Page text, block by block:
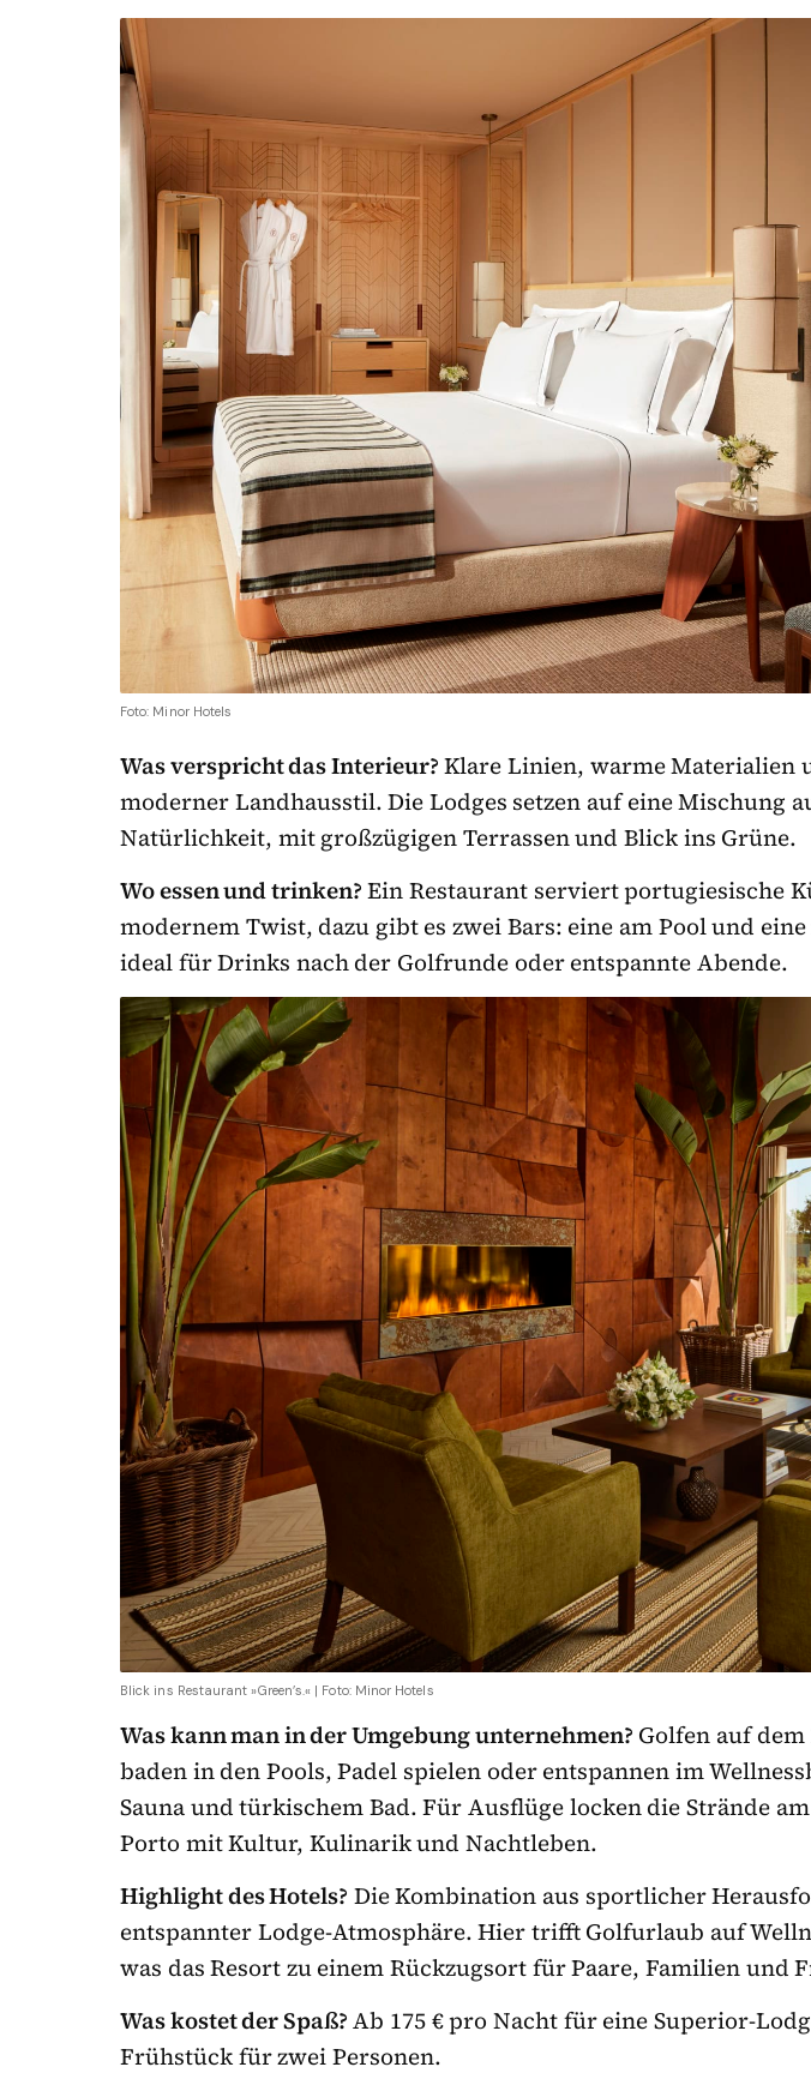
Foto: Minor Hotels
Was verspricht das Interieur?Klare Linien, warme Materialien
moderner Landhausstil. Die Lodges setzen auf eine Mischung
Natürlichkeit, mit großzügigen Terrassen und Blick ins Grüne.
Wo essen und trinken?Ein Restaurant serviert portugiesische
modernem Twist, dazu gibt es zwei Bars: eine am Pool und
ideal für Drinks nach der Golfrunde oder entspannte Abende.
Blick ins Restaurant »Green’s.« | Foto: Minor Hotels
Was kann man in der Umgebung unternehmen? Golfen auf dem
baden in den Pools, Padel spielen oder entspannen im
Sauna und türkischem Bad. Für Ausflüge locken die Strände
Porto mit Kultur, Kulinarik und Nachtleben.
Highlight des Hotels? Die Kombination aus sportlicher
entspannter Lodge-Atmosphäre. Hier trifft Golfurlaub auf
was das Resort zu einem Rückzugsort für Paare, Familien und
Was kostet der Spaß?Ab 175 € pro Nacht für eine Superior-
Frühstück für zwei Personen.